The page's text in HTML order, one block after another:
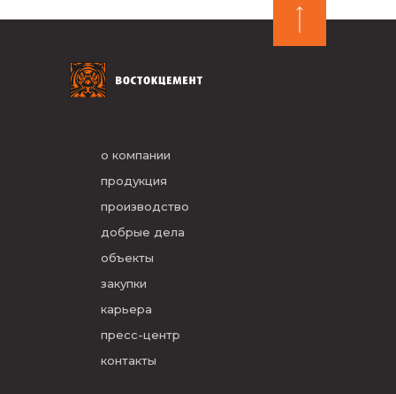
о компании
продукция
производство
добрые дела
объекты
закупки
карьера
пресс-центр
контакты